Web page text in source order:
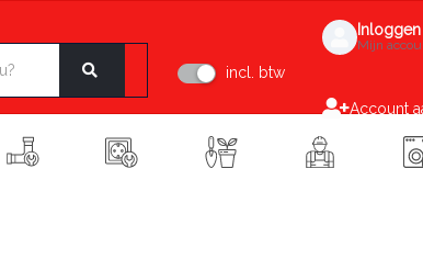
incl. btw
Inloggen
Mijn
Account